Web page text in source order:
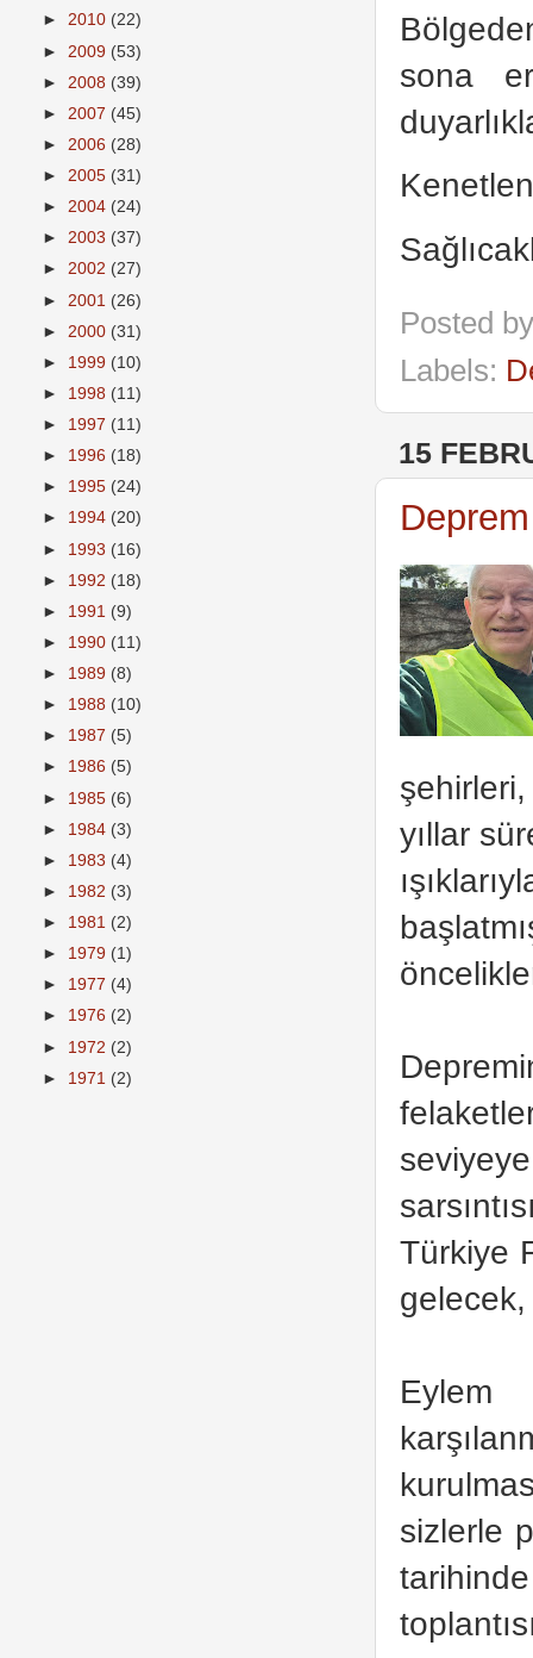
sona
Posted
Labels:
15
şehirleri,
yıllar
Türkiye
gelecek,
Eylem
sizlerle
► 2010 (22)
► 2009 (53)
► 2008 (39)
► 2007 (45)
► 2006 (28)
► 2005 (31)
► 2004 (24)
► 2003 (37)
► 2002 (27)
► 2001 (26)
► 2000 (31)
► 1999 (10)
► 1998 (11)
► 1997 (11)
► 1996 (18)
► 1995 (24)
► 1994 (20)
► 1993 (16)
► 1992 (18)
► 1991 (9)
► 1990 (11)
► 1989 (8)
► 1988 (10)
► 1987 (5)
► 1986 (5)
► 1985 (6)
► 1984 (3)
► 1983 (4)
► 1982 (3)
► 1981 (2)
► 1979 (1)
► 1977 (4)
► 1976 (2)
► 1972 (2)
► 1971 (2)